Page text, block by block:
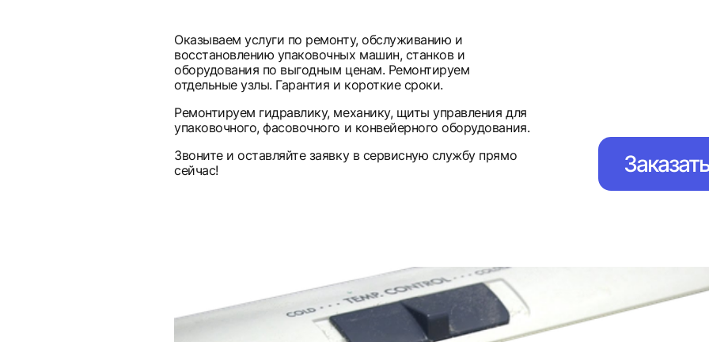
Оказываем услуги по ремонту, обслуживанию и
восстановлению упаковочных машин, станков и
оборудования по выгодным ценам. Ремонтируем
отдельные узлы. Гарантия и короткие сроки.
Ремонтируем гидравлику, механику, щиты управления для
упаковочного, фасовочного и конвейерного оборудования.
Звоните и оставляйте заявку в сервисную службу прямо
сейчас!